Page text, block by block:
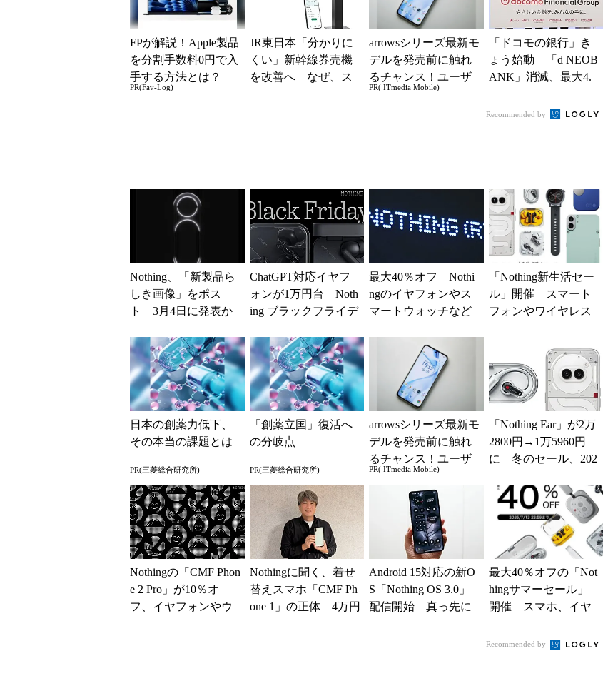
FPが解説！Apple製品
を分割手数料0円で入
手する方法とは？
PR(Fav-Log)
JR東日本「分かりに
くい」新幹線券売機
を改善へ なぜ、ス
arrowsシリーズ最新モ
デルを発売前に触れ
るチャンス！ユーザ
ー座談会開催
PR( ITmedia Mobile)
「ドコモの銀行」き
ょう始動 「d NEOB
ANK」消滅、最大4.
解説
Recommended by
Nothing、「新製品ら
しき画像」をポス
ト 3月4日に発表か
ChatGPT対応イヤフ
ォンが1万円台 Noth
ing ブラックフライデ
ら開...
最大40％オフ Nothi
ngのイヤフォンやス
マートウォッチなど
onプライムデ...
「Nothing新生活セー
ル」開催 スマート
フォンやワイヤレス
日本の創薬力低下、
その本当の課題とは
PR(三菱総合研究所)
「創薬立国」復活へ
の分岐点
PR(三菱総合研究所)
arrowsシリーズ最新モ
デルを発売前に触れ
るチャンス！ユーザ
ー座談会開催
PR( ITmedia Mobile)
「Nothing Ear」が2万
2800円→1万5960円
に 冬のセール、202
Nothingの「CMF Phon
e 2 Pro」が10％オ
フ、イヤフォンやウ
Nothingに聞く、着せ
替えスマホ「CMF Ph
one 1」の正体 4万円
Android 15対応の新O
S「Nothing OS 3.0」
配信開始 真っ先に
最大40％オフの「Not
hingサマーセール」
開催 スマホ、イヤ
ォッチがお得に
Recommended by